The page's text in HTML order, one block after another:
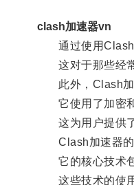
clash加速器vn
通过使用Clash加
这对于那些经常
此外，Clash加
它使用了加密和
这为用户提供了
Clash加速器的
它的核心技术包
这些技术的使用